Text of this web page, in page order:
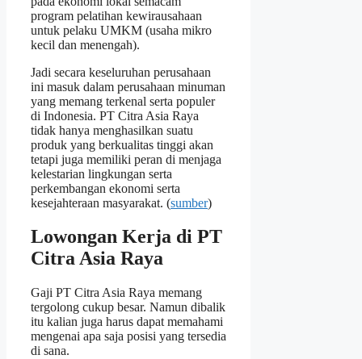
program pelatihan kewirausahaan
untuk pelaku UMKM (usaha mikro
kecil dan menengah).
Jadi secara keseluruhan perusahaan
ini masuk dalam perusahaan minuman
yang memang terkenal serta populer
di Indonesia. PT Citra Asia Raya
tidak hanya menghasilkan suatu
produk yang berkualitas tinggi akan
tetapi juga memiliki peran di menjaga
kelestarian lingkungan serta
perkembangan ekonomi serta
kesejahteraan masyarakat. (sumber)
Lowongan Kerja di PT
Citra Asia Raya
Gaji PT Citra Asia Raya memang
tergolong cukup besar. Namun dibalik
itu kalian juga harus dapat memahami
mengenai apa saja posisi yang tersedia
di sana.